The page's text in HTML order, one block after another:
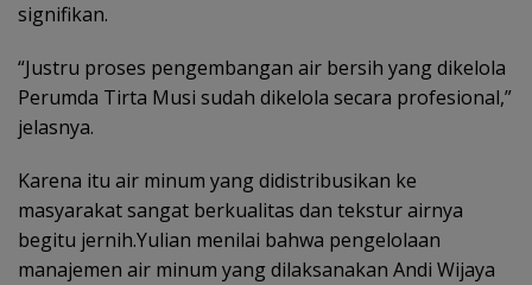
signifikan.
“Justru proses pengembangan air bersih yang dikelola
Perumda Tirta Musi sudah dikelola secara profesional,”
jelasnya.
Karena itu air minum yang didistribusikan ke
masyarakat sangat berkualitas dan tekstur airnya
begitu jernih.Yulian menilai bahwa pengelolaan
manajemen air minum yang dilaksanakan Andi Wijaya